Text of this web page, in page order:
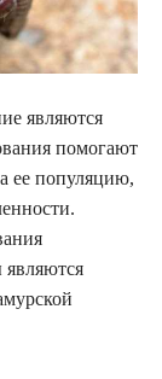
являются
помогают
ее популяцию,
являются